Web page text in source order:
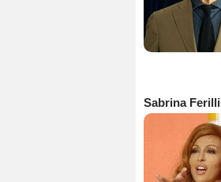
Sabrina Ferilli